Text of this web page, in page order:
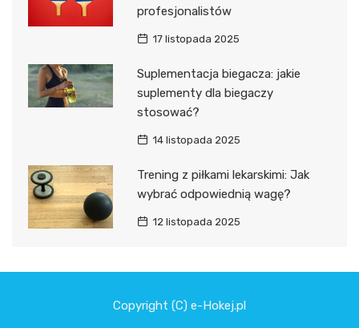
profesjonalistów
17 listopada 2025
Suplementacja biegacza: jakie
suplementy dla biegaczy
stosować?
14 listopada 2025
Trening z piłkami lekarskimi: Jak
wybrać odpowiednią wagę?
12 listopada 2025
Copyright (C) e-Hokej.pl